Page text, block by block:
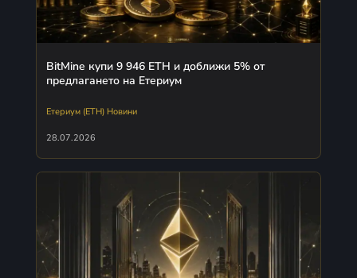
BitMine купи 9 946 ETH и доближи 5% от
предлагането на Етериум
Етериум (ETH) Новини
28.07.2026